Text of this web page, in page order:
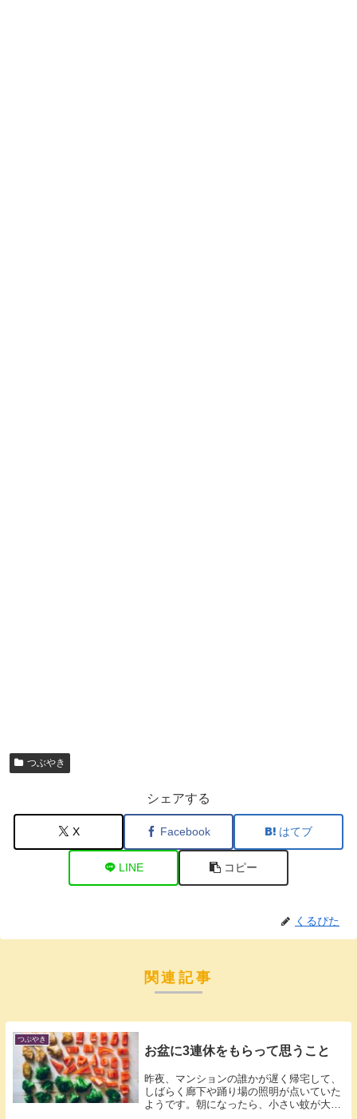
つぶやき
シェアする
X Facebook はてブ
LINE コピー
くるぴた
関連記事
つぶやき
お盆に3連休をもらって思うこと
昨夜、マンションの誰かが遅く帰宅して、
しばらく廊下や踊り場の照明が点いていた
ようです。朝になったら、小さい蚊が大量